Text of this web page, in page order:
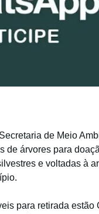
de Meio
de árvores para
e voltadas à
para retirada